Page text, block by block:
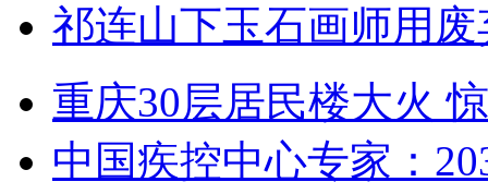
祁连山下玉石画师用
重庆30层居民楼大火
中国疾控中心专家：